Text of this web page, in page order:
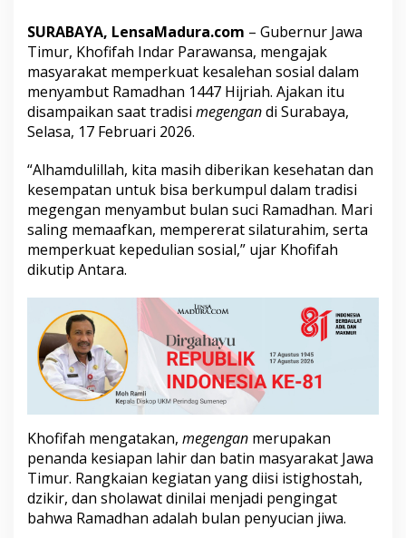
m
P
e
r
k
a
t
e
s
e
h
S
J
e
a
n
g
R
a
m
SURABAYA, LensaMadura.com – Gubernur Jawa
Timur, Khofifah Indar Parawansa, mengajak
masyarakat memperkuat kesalehan sosial dalam
menyambut Ramadhan 1447 Hijriah. Ajakan itu
disampaikan saat tradisi megengandi Surabaya,
Selasa, 17 Februari 2026.
“Alhamdulillah, kita masih diberikan kesehatan dan
kesempatan untuk bisa berkumpul dalam tradisi
megengan menyambut bulan suci Ramadhan. Mari
saling memaafkan, mempererat silaturahim, serta
memperkuat kepedulian sosial,” ujar Khofifah
dikutip Antara.
Khofifah mengatakan, megengan merupakan
penanda kesiapan lahir dan batin masyarakat Jawa
Timur. Rangkaian kegiatan yang diisi istighostah,
dzikir, dan sholawat dinilai menjadi pengingat
bahwa Ramadhan adalah bulan penyucian jiwa.